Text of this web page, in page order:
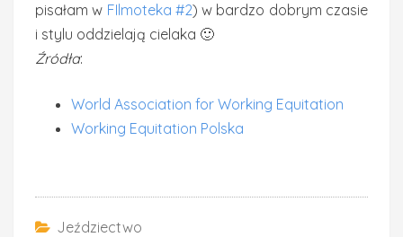
pisałam w FIlmoteka #2) w bardzo dobrym czasie
i stylu oddzielają cielaka 🙂
Źródła:
World Association for Working Equitation
Working Equitation Polska
Jeździectwo